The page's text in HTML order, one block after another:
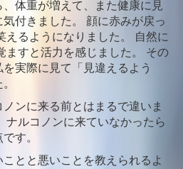
体重が増えて、また健康に見
付きました。 顔に赤みが戻っ
えるようになりました。 自然に
ますと活力を感じました。 その
実際に見て「見違えるよう
ンに来る前とはまるで違いま
ナルコノンに来ていなかったら
す。
とと悪いことを教えられるよ